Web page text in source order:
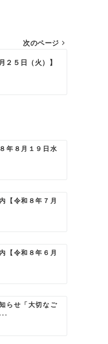
次のページ
２５日（火）】
年８月１９日水
【令和８年７月
【令和８年６月
らせ「大切なご